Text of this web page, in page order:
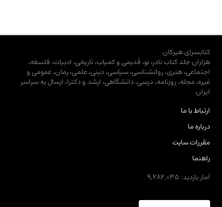
کتابسرای هیرکان
هزاران جلد کتاب نادر، نو، قدیمی و کمیاب، تاریخی، ادبیات، فلسفه،
اجتماعی، هنری، روانشناسی، سیاسی، دینی، علمی، رمان، عمومی و
غیره، مجله، روزنامه، درسی، دانشگاهی، ارشد و دکترا، ارسال به سراسر
ایران
ارتباط با ما
درباره ما
مقررات سایت
راهنما
آمار بازدید: 9,282,035